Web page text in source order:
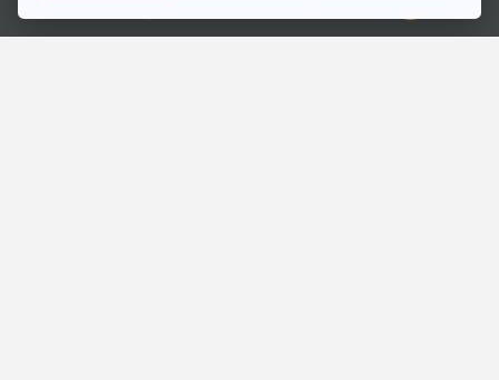
Ⓒ 2020 องค์การกระจายเสียงและแพร่ภาพสาธารณะแห่งประเทศไทย